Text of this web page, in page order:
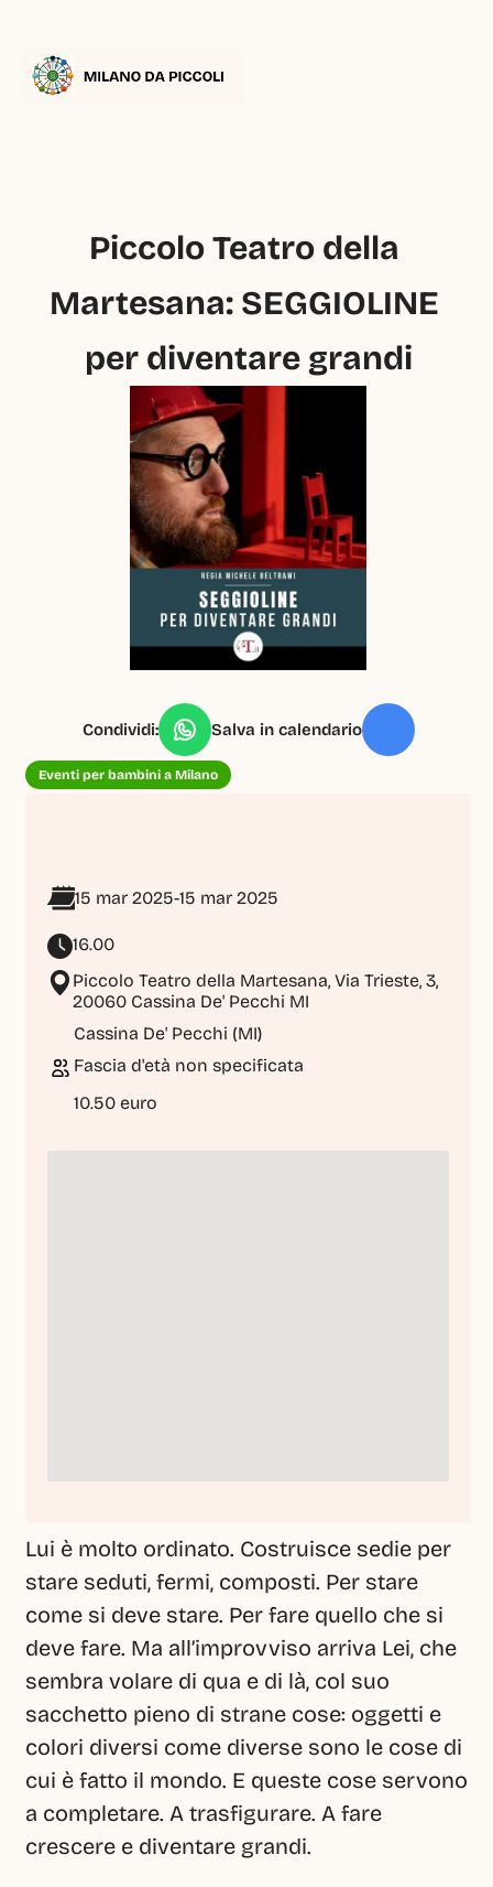
Piccolo Teatro della
Martesana: SEGGIOLINE
per diventare grandi
Lui è molto ordinato. Costruisce sedie per
stare seduti, fermi, composti. Per stare
come si deve stare. Per fare quello che si
deve fare. Ma all’improvviso arriva Lei, che
sembra volare di qua e di là, col suo
sacchetto pieno di strane cose: oggetti e
colori diversi come diverse sono le cose di
cui è fatto il mondo. E queste cose servono
a completare. A trasfigurare. A fare
crescere e diventare grandi.
Condividi: Salva in calendario
Eventi per bambini a Milano
15 mar 2025-15 mar 2025
16.00
Piccolo Teatro della Martesana, Via Trieste, 3,
20060 Cassina De' Pecchi MI
Cassina De' Pecchi (MI)
Fascia d'età non specificata
10.50 euro